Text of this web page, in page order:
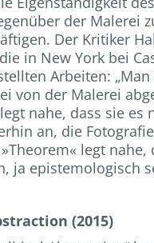
der Malerei
Der Kritiker
in New York bei
Arbeiten:
von der Malerei
nahe, dass sie es
an, die
legt nahe,
ja epistemologisch
(2015)